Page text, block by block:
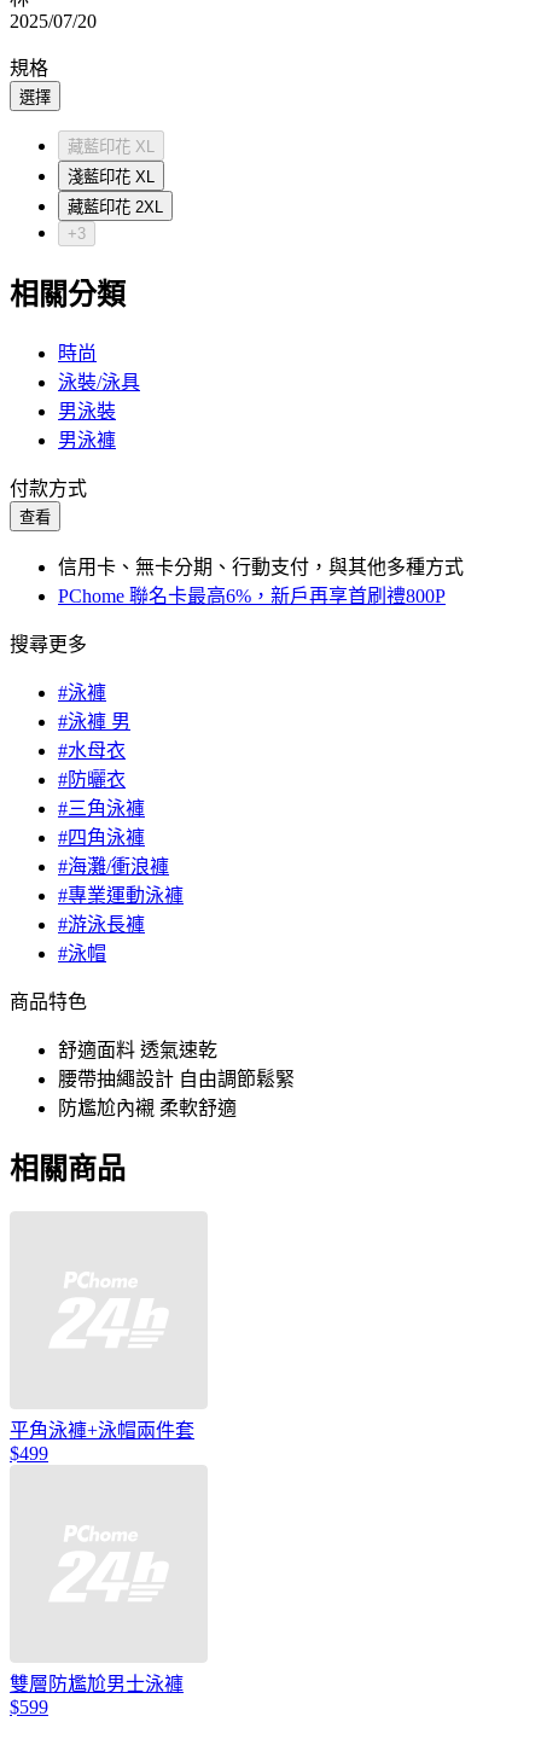
2025/07/20
規格
選擇
藏藍印花 XL
淺藍印花 XL
藏藍印花 2XL
+3
相關分類
時尚
泳裝/泳具
男泳裝
男泳褲
付款方式
查看
信用卡、無卡分期、行動支付，與其他多種方式
PChome 聯名卡最高6%，新戶再享首刷禮800P
搜尋更多
#泳褲
#泳褲 男
#水母衣
#防曬衣
#三角泳褲
#四角泳褲
#海灘/衝浪褲
#專業運動泳褲
#游泳長褲
#泳帽
商品特色
舒適面料 透氣速乾
腰帶抽繩設計 自由調節鬆緊
防尷尬內襯 柔軟舒適
相關商品
平角泳褲+泳帽兩件套
$499
雙層防尷尬男士泳褲
$599